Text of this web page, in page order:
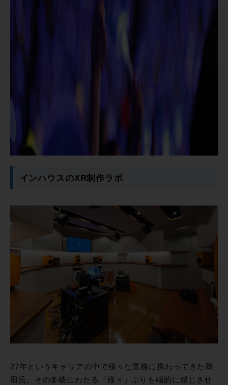
インハウスのXR制作ラボ
27年というキャリアの中で様々な業務に携わってきた岡
田氏。その多岐にわたる「様々」ぶりを端的に感じさせ